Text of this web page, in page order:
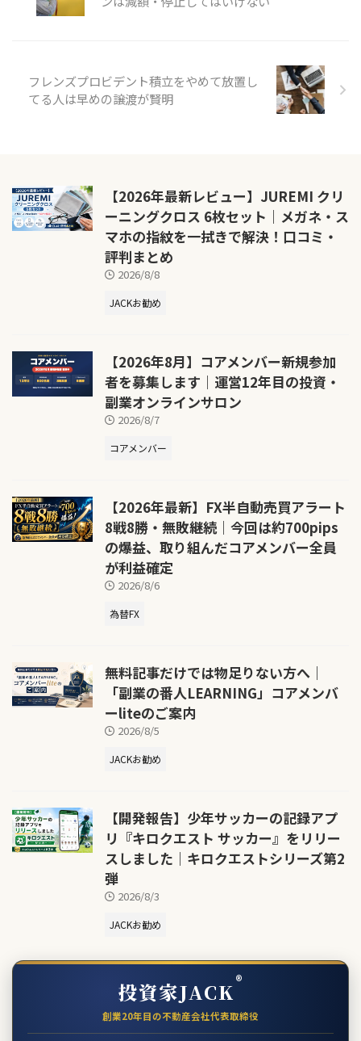
フレンズプロビデント積立をやめて放置し
てる人は早めの譲渡が賢明
【2026年最新レビュー】JUREMI クリ
ーニングクロス 6枚セット｜メガネ・ス
マホの指紋を一拭きで解決！口コミ・
評判まとめ
2026/8/8
JACKお勧め
【2026年8月】コアメンバー新規参加
者を募集します｜運営12年目の投資・
副業オンラインサロン
2026/8/7
コアメンバー
【2026年最新】FX半自動売買アラート
8戦8勝・無敗継続｜今回は約700pips
の爆益、取り組んだコアメンバー全員
が利益確定
2026/8/6
為替FX
無料記事だけでは物足りない方へ｜
「副業の番人LEARNING」コアメンバ
ーliteのご案内
2026/8/5
JACKお勧め
【開発報告】少年サッカーの記録アプ
リ『キロクエスト サッカー』をリリー
スしました｜キロクエストシリーズ第2
弾
2026/8/3
JACKお勧め
投資家JACK®
創業20年目の不動産会社代表取締役